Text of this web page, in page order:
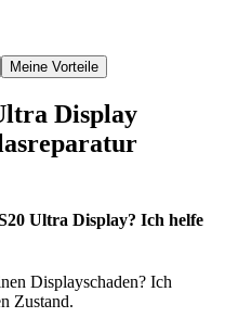
Meine Vorteile
Display
Ultra Display? Ich helfe
Displayschaden? Ich
Zustand.